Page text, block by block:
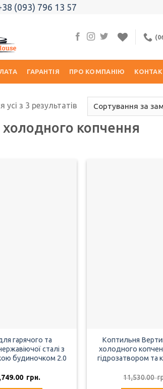
(093) 796 13 57
ГАРАНТІЯ ПРО КОМПАНІЮ
з 3 результатів
копчення
гарячого та
сталі з
будиночком 2.0
грн.Поточна
Коптильня
холодного
гідрозатвором та
11,530.00